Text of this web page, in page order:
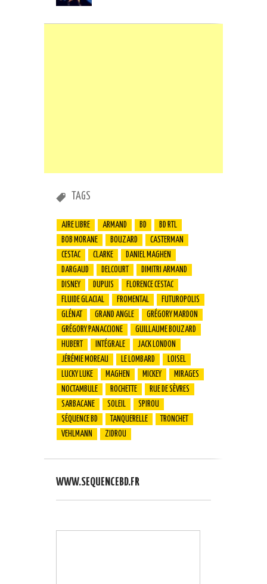
TAGS
AIRE LIBRE ARMAND BD
BD RTL
BOB MORANE
BOUZARD
CASTERMAN
CESTAC
CLARKE
DANIEL MAGHEN
DARGAUD
DELCOURT
DIMITRI ARMAND
DISNEY
DUPUIS
FLORENCE CESTAC
FLUIDE GLACIAL
FROMENTAL
FUTUROPOLIS
GLÉNAT
GRAND ANGLE
GRÉGORY MARDON
GRÉGORY PANACCIONE
GUILLAUME BOUZARD
HUBERT
INTÉGRALE
JACK LONDON
JÉRÉMIE MOREAU
LE LOMBARD
LOISEL
LUCKY LUKE
MAGHEN MICKEY
MIRAGES
NOCTAMBULE
ROCHETTE
RUE DE SÈVRES
SARBACANE
SOLEIL
SPIROU
SÉQUENCE BD
TANQUERELLE
TRONCHET
VEHLMANN
ZIDROU
WWW.SEQUENCEBD.FR